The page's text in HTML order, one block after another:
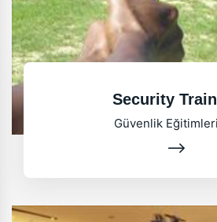
Security
Güvenlik